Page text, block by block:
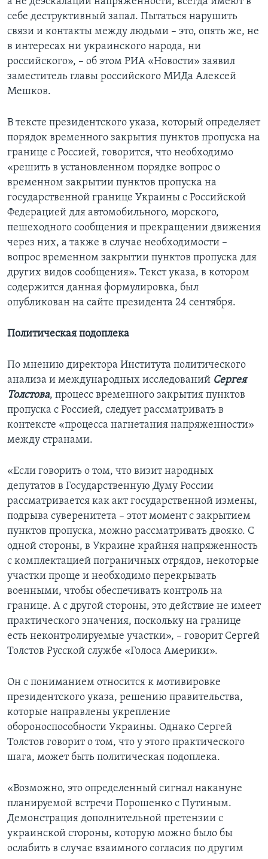
себе деструктивный запал. Пытаться нарушить
связи и контакты между людьми – это, опять же, не
в интересах ни украинского народа, ни
российского», – об этом РИА «Новости» заявил
заместитель главы российского МИДа Алексей
Мешков.
В тексте президентского указа, который определяет
порядок временного закрытия пунктов пропуска на
границе с Россией, говорится, что необходимо
«решить в установленном порядке вопрос о
временном закрытии пунктов пропуска на
государственной границе Украины с Российской
Федерацией для автомобильного, морского,
пешеходного сообщения и прекращении движения
через них, а также в случае необходимости –
вопрос временном закрытии пунктов пропуска для
других видов сообщения». Текст указа, в котором
содержится данная формулировка, был
опубликован на сайте президента 24 сентября.
Политическая подоплека
По мнению директора Института политического
анализа и международных исследований Сергея
Толстова, процесс временного закрытия пунктов
пропуска с Россией, следует рассматривать в
контексте «процесса нагнетания напряженности»
между странами.
«Если говорить о том, что визит народных
депутатов в Государственную Думу России
рассматривается как акт государственной измены,
подрыва суверенитета – этот момент с закрытием
пунктов пропуска, можно рассматривать двояко. С
одной стороны, в Украине крайняя напряженность
с комплектацией пограничных отрядов, некоторые
участки проще и необходимо перекрывать
военными, чтобы обеспечивать контроль на
границе. А с другой стороны, это действие не имеет
практического значения, поскольку на границе
есть неконтролируемые участки», – говорит Сергей
Толстов Русской службе «Голоса Америки».
Он с пониманием относится к мотивировке
президентского указа, решению правительства,
которые направлены укрепление
обороноспособности Украины. Однако Сергей
Толстов говорит о том, что у этого практического
шага, может быть политическая подоплека.
«Возможно, это определенный сигнал накануне
планируемой встречи Порошенко с Путиным.
Демонстрация дополнительной претензии с
украинской стороны, которую можно было бы
ослабить в случае взаимного согласия по другим